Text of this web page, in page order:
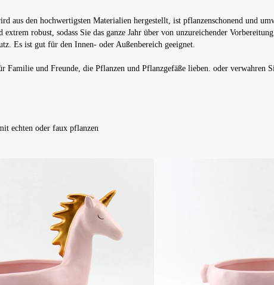
aus den hochwertigsten Materialien hergestellt, ist pflanzenschonend und
extrem robust, sodass Sie das ganze Jahr über von unzureichender
Es ist gut für den Innen- oder Außenbereich geeignet.
Familie und Freunde, die Pflanzen und Pflanzgefäße lieben. oder verwahren
echten oder faux pflanzen